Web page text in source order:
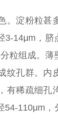
。淀粉粒甚
3-14μm，脐
粒组成。薄
纹孔群。内
有稀疏细孔
54-110μm，